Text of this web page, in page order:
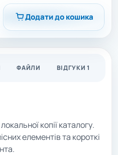
Додати до кошика
ФАЙЛИ ВІДГУКИ 1
копії каталогу.
елементів та короткі